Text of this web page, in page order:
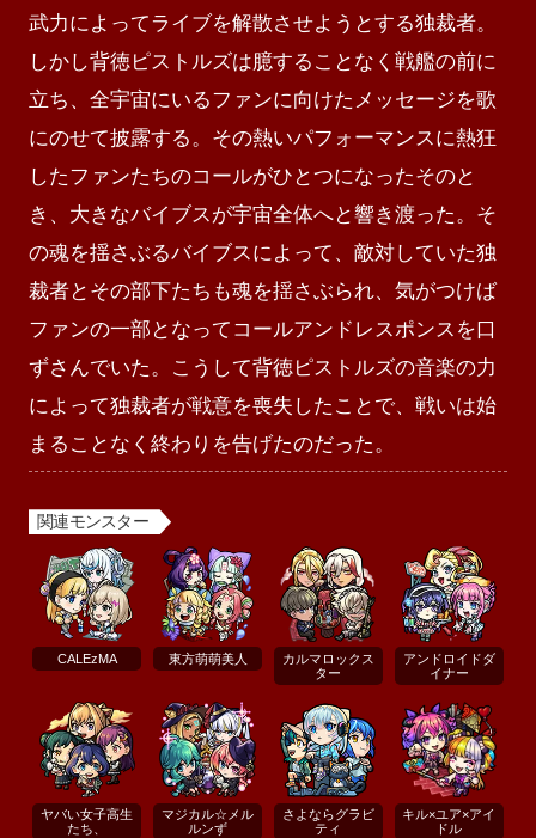
武力によってライブを解散させようとする独裁者。
しかし背徳ピストルズは臆することなく戦艦の前に
立ち、全宇宙にいるファンに向けたメッセージを歌
にのせて披露する。その熱いパフォーマンスに熱狂
したファンたちのコールがひとつになったそのと
き、大きなバイブスが宇宙全体へと響き渡った。そ
の魂を揺さぶるバイブスによって、敵対していた独
裁者とその部下たちも魂を揺さぶられ、気がつけば
ファンの一部となってコールアンドレスポンスを口
ずさんでいた。こうして背徳ピストルズの音楽の力
によって独裁者が戦意を喪失したことで、戦いは始
まることなく終わりを告げたのだった。
関連モンスター
CALEzMA 東方萌萌美人
カルマロックス
ター
アンドロイドダ
イナー
ヤバい女子高生
たち、
マジカル☆メル
ルンず
さよならグラビ
ティ
キル×ユア×アイ
ドル